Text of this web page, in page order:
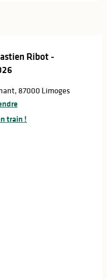
Ribot -
87000 Limoges
train !